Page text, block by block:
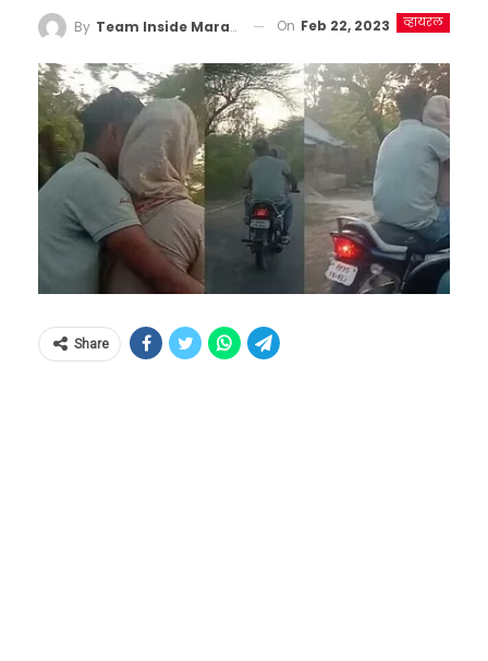
व्हायरल
By Team Inside Marathi On Feb 22, 2023
Share